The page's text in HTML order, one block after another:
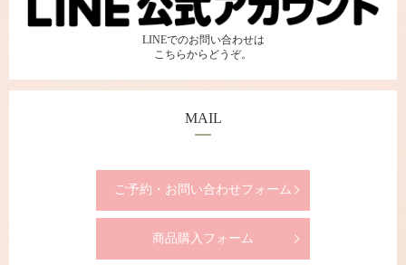
LINEでのお問い合わせは
こちらからどうぞ。
MAIL
ご予約・お問い合わせフォーム
商品購入フォーム